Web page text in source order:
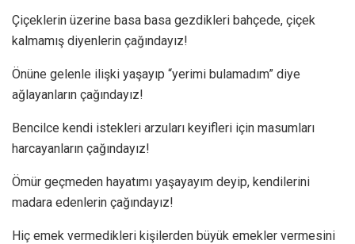
Çiçeklerin üzerine basa basa gezdikleri bahçede, çiçek
kalmamış diyenlerin çağındayız!
Önüne gelenle ilişki yaşayıp “yerimi bulamadım” diye
ağlayanların çağındayız!
Bencilce kendi istekleri arzuları keyifleri için masumları
harcayanların çağındayız!
Ömür geçmeden hayatımı yaşayayım deyip, kendilerini
madara edenlerin çağındayız!
Hiç emek vermedikleri kişilerden büyük emekler vermesini